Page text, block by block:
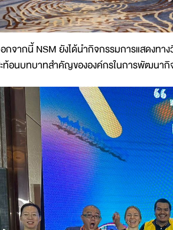
กจากนี้ NSM ยังได้นำกิจกรรมการแสดงทา
ท้อนบทบาทสำคัญขององค์กรในการพัฒนา